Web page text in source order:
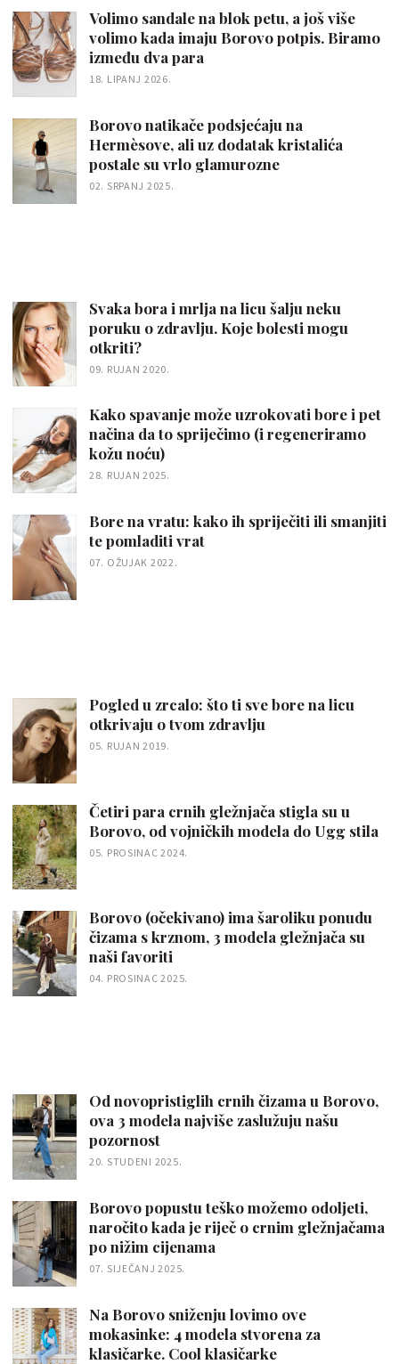
Volimo sandale na blok petu, a još više
volimo kada imaju Borovo potpis. Biramo
između dva para
18. LIPANJ 2026.
Borovo natikače podsjećaju na
Hermèsove, ali uz dodatak kristalića
postale su vrlo glamurozne
02. SRPANJ 2025.
Svaka bora i mrlja na licu šalju neku
poruku o zdravlju. Koje bolesti mogu
otkriti?
09. RUJAN 2020.
Kako spavanje može uzrokovati bore i pet
načina da to spriječimo (i regeneriramo
kožu noću)
28. RUJAN 2025.
Bore na vratu: kako ih spriječiti ili smanjiti
te pomladiti vrat
07. OŽUJAK 2022.
Pogled u zrcalo: što ti sve bore na licu
otkrivaju o tvom zdravlju
05. RUJAN 2019.
Četiri para crnih gležnjača stigla su u
Borovo, od vojničkih modela do Ugg stila
05. PROSINAC 2024.
Borovo (očekivano) ima šaroliku ponudu
čizama s krznom, 3 modela gležnjača su
naši favoriti
04. PROSINAC 2025.
Od novopristiglih crnih čizama u Borovo,
ova 3 modela najviše zaslužuju našu
pozornost
20. STUDENI 2025.
Borovo popustu teško možemo odoljeti,
naročito kada je riječ o crnim gležnjačama
po nižim cijenama
07. SIJEČANJ 2025.
Na Borovo sniženju lovimo ove
mokasinke: 4 modela stvorena za
klasičarke. Cool klasičarke